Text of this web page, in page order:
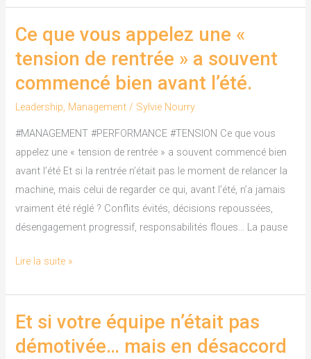
Ce que vous appelez une «
tension de rentrée » a souvent
commencé bien avant l’été.
Leadership, Management / Sylvie Nourry
#MANAGEMENT #PERFORMANCE #TENSION Ce que vous
appelez une « tension de rentrée » a souvent commencé bien
avant l’été Et si la rentrée n’était pas le moment de relancer la
machine, mais celui de regarder ce qui, avant l’été, n’a jamais
vraiment été réglé ? Conflits évités, décisions repoussées,
désengagement progressif, responsabilités floues… La pause
Ce
que
vous
appelez
une
commencé
avant
l’été.
Lire la suite »
Et si votre équipe n’était pas
démotivée… mais en désaccord
Et
si
votre